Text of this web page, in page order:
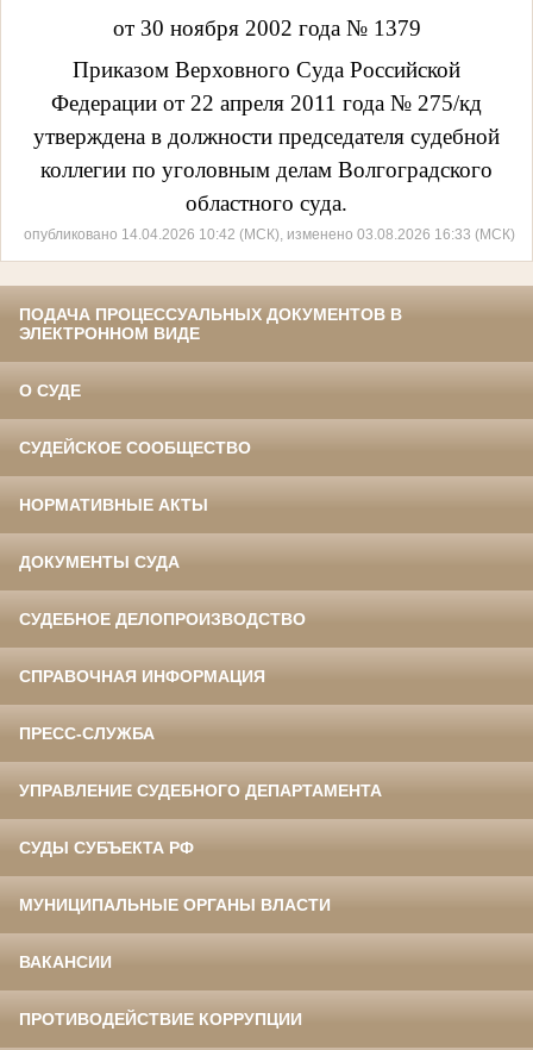
от 30 ноября 2002 года № 1379
Приказом Верховного Суда Российской
Федерации от 22 апреля 2011 года № 275/кд
утверждена в должности председателя судебной
коллегии по уголовным делам Волгоградского
областного суда.
опубликовано 14.04.2026 10:42 (МСК), изменено 03.08.2026 16:33 (МСК)
ПОДАЧА ПРОЦЕССУАЛЬНЫХ ДОКУМЕНТОВ В
ЭЛЕКТРОННОМ ВИДЕ
О СУДЕ
СУДЕЙСКОЕ СООБЩЕСТВО
НОРМАТИВНЫЕ АКТЫ
ДОКУМЕНТЫ СУДА
СУДЕБНОЕ ДЕЛОПРОИЗВОДСТВО
СПРАВОЧНАЯ ИНФОРМАЦИЯ
ПРЕСС-СЛУЖБА
УПРАВЛЕНИЕ СУДЕБНОГО ДЕПАРТАМЕНТА
СУДЫ СУБЪЕКТА РФ
МУНИЦИПАЛЬНЫЕ ОРГАНЫ ВЛАСТИ
ВАКАНСИИ
ПРОТИВОДЕЙСТВИЕ КОРРУПЦИИ